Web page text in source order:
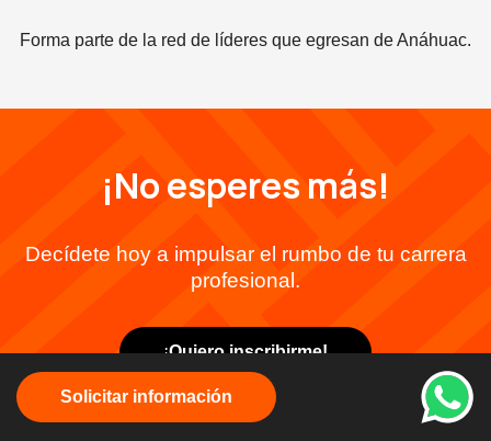
Forma parte de la red de líderes que egresan de Anáhuac.
¡No esperes más!
Decídete hoy a impulsar el rumbo de tu carrera
profesional.
¡Quiero inscribirme!
Solicitar información